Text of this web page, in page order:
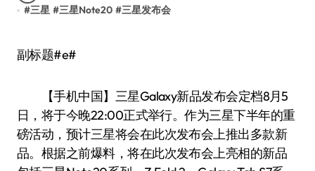
#三星 #三星Note20 #三星发布会
副标题#e#
【手机中国】三星Galaxy新品发布会定档8月5
日，将于今晚22:00正式举行。作为三星下半年的重
磅活动，预计三星将会在此次发布会上推出多款新
品。根据之前爆料，将在此次发布会上亮相的新品